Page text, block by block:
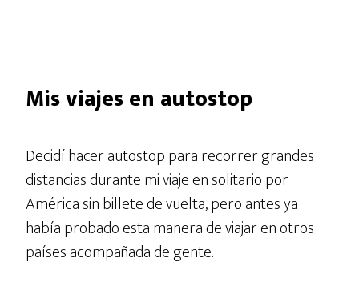
Mis viajes en autostop
Decidí hacer autostop para recorrer grandes
distancias durante mi viaje en solitario por
América sin billete de vuelta, pero antes ya
había probado esta manera de viajar en otros
países acompañada de gente.